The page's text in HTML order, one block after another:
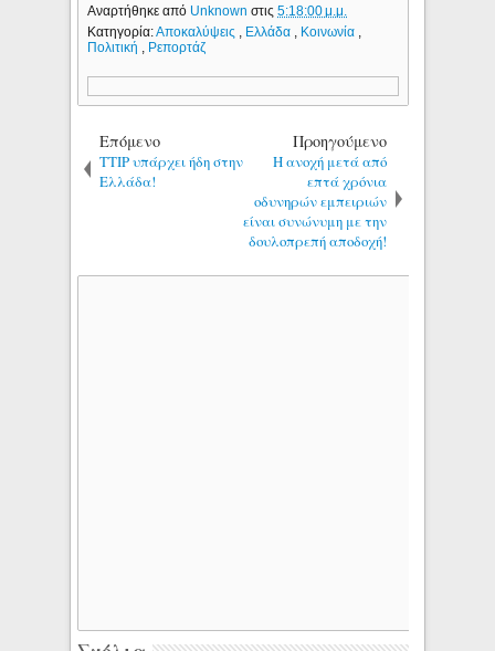
Αναρτήθηκε από Unknownστις5:18:00 μ.μ.
Κατηγορία:Αποκαλύψεις Ελλάδα Κοινωνία
Πολιτική
Ρεπορτάζ
Επόμενο
ΤΤΙP υπάρχει ήδη στην
Ελλάδα!
Προηγούμενο
Η ανοχή μετά από
επτά χρόνια
οδυνηρών εμπειριών
είναι συνώνυμη με την
δουλοπρεπή αποδοχή!